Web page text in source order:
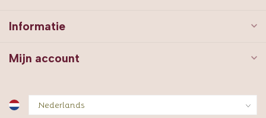
Informatie
Mijn account